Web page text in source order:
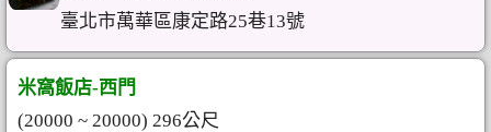
臺北市萬華區康定路25巷13號
米窩飯店-西門
(20000 ~ 20000) 296公尺